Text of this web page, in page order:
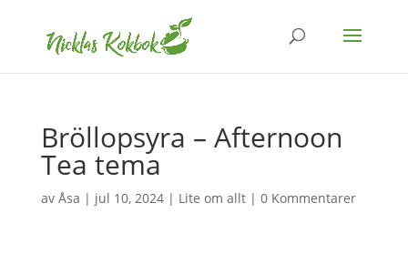
Bröllopsyra – Afternoon
Tea tema
av Åsa | jul 10, 2024| Lite om allt| 0 Kommentarer